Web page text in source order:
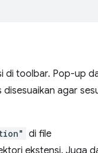
di toolbar. Pop-up
agar
di file
ekstensi. Juga